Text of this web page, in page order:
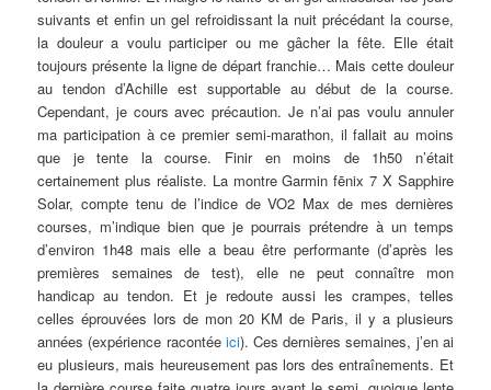
suivants et enfin un gel refroidissant la nuit précédant la course,
la douleur a voulu participer ou me gâcher la fête. Elle était
toujours présente la ligne de départ franchie… Mais cette douleur
au tendon d’Achille est supportable au début de la course.
Cependant, je cours avec précaution. Je n’ai pas voulu annuler
ma participation à ce premier semi-marathon, il fallait au moins
que je tente la course. Finir en moins de 1h50 n’était
certainement plus réaliste. La montre Garmin fēnix 7 X Sapphire
Solar, compte tenu de l’indice de VO2 Max de mes dernières
courses, m’indique bien que je pourrais prétendre à un temps
d’environ 1h48 mais elle a beau être performante (d’après les
premières semaines de test), elle ne peut connaître mon
handicap au tendon. Et je redoute aussi les crampes, telles
celles éprouvées lors de mon 20 KM de Paris, il y a plusieurs
années (expérience racontée ici). Ces dernières semaines, j’en ai
eu plusieurs, mais heureusement pas lors des entraînements. Et